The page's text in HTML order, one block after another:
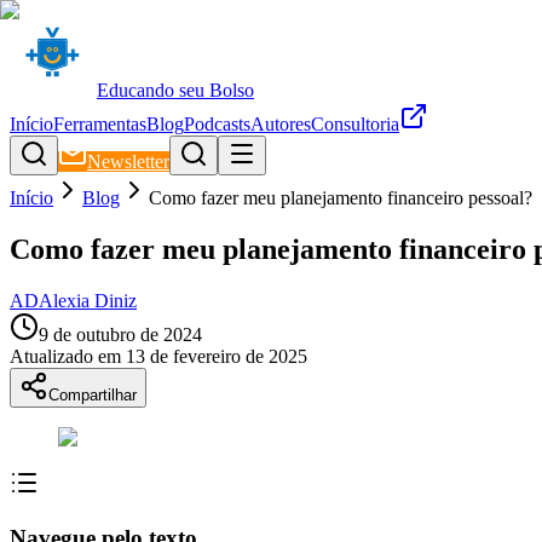
Educando seu Bolso
InícioFerramentasBlogPodcastsAutoresConsultoria
Newsletter
Início
Blog Como fazer meu planejamento financeiro pessoal?
Como fazer meu planejamento financeiro
ADAlexia Diniz
9 de outubro de 2024
Atualizado em 13 de fevereiro de 2025
Compartilhar